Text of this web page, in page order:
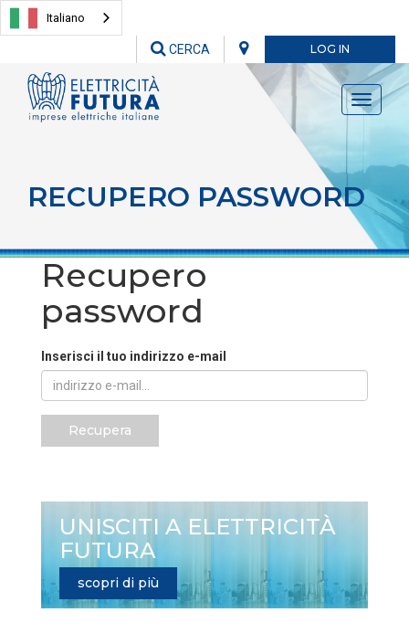
Italiano
LOG IN
CERCA
Toggle
RECUPERO PASSWORD
Recupero
password
Inserisci il tuo indirizzo e-mail
Recupera
UNISCITI A ELETTRICITÀ
FUTURA
scopri di più